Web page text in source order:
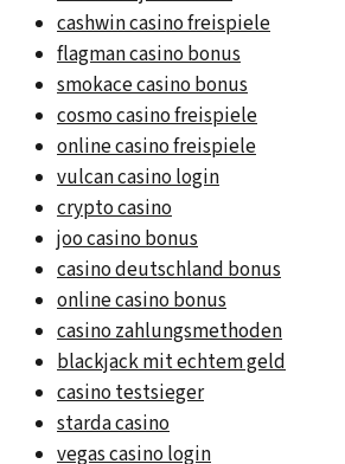
cashwin casino freispiele
flagman casino bonus
smokace casino bonus
cosmo casino freispiele
online casino freispiele
vulcan casino login
crypto casino
joo casino bonus
casino deutschland bonus
online casino bonus
casino zahlungsmethoden
blackjack mit echtem geld
casino testsieger
starda casino
vegas casino login